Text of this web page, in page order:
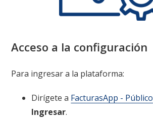
Acceso a la configuración
Para ingresar a la plataforma:
Dirígete a FacturasApp - Público
Ingresar.